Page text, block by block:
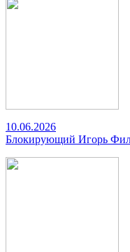
10.06.2026
Блокирующий Игорь